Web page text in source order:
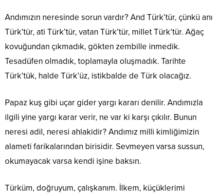
Andımızın neresinde sorun vardır? And Türk’tür, çünkü anı
Türk’tür, ati Türk’tür, vatan Türk’tür, millet Türk’tür. Ağaç
kovuğundan çıkmadık, gökten zembille inmedik.
Tesadüfen olmadık, toplamayla oluşmadık. Tarihte
Türk’tük, halde Türk’üz, istikbalde de Türk olacağız.
Papaz kuş gibi uçar gider yargı kararı denilir. Andımızla
ilgili yine yargı karar verir, ne var ki karşı çıkılır. Bunun
neresi adil, neresi ahlakidir? Andımız milli kimliğimizin
alameti farikalarından birisidir. Sevmeyen varsa sussun,
okumayacak varsa kendi işine baksın.
Türküm, doğruyum, çalışkanım. İlkem, küçüklerimi